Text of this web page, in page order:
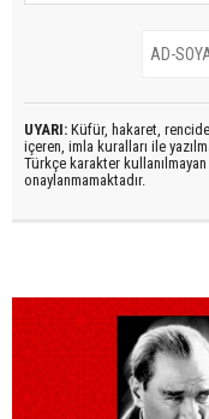
UYARI: Küfür, hakaret,
içeren, imla kuralları ile
Türkçe karakter
onaylanmamaktadır.